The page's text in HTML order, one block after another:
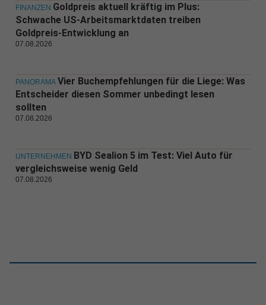
FINANZEN Goldpreis aktuell kräftig im Plus:
Schwache US-Arbeitsmarktdaten treiben
Goldpreis-Entwicklung an
07.08.2026
PANORAMA Vier Buchempfehlungen für die Liege: Was
Entscheider diesen Sommer unbedingt lesen
sollten
07.08.2026
UNTERNEHMEN BYD Sealion 5 im Test: Viel Auto für
vergleichsweise wenig Geld
07.08.2026